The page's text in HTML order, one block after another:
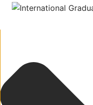
Táto webová stránka